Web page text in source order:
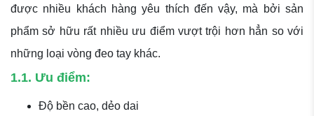
được nhiều khách hàng yêu thích đến vậy, mà bởi sản
phẩm sở hữu rất nhiều ưu điểm vượt trội hơn hẳn so với
những loại vòng đeo tay khác.
1.1. Ưu điểm:
Độ bền cao, dẻo dai